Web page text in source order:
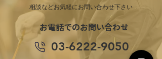
相談などお気軽にお問い合わせ下さい
お電話でのお問い合わせ
​03-6222-9050